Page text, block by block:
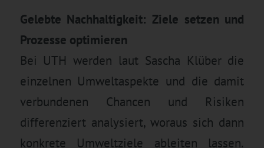
Gelebte Nachhaltigkeit: Ziele setzen und
Prozesse optimieren
Bei UTH werden laut Sascha Klüber die
einzelnen Umweltaspekte und die damit
verbundenen Chancen und Risiken
differenziert analysiert, woraus sich dann
konkrete Umweltziele ableiten lassen.